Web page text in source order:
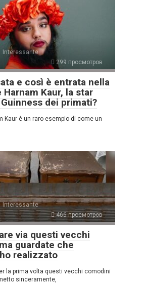
Interessante
299 просмотров
e così è entrata nella
Kaur, la star
dei primati?
Kaur è un raro esempio di come un
Interessante
466 просмотров
via questi vecchi
guardate che
realizzato
la prima volta questi vecchi comodini
sinceramente,